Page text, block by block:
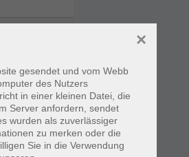
gesendet und vom Webb
des Nutzers
in einer kleinen Datei, die
Server anfordern, sendet
wurden als zuverlässiger
zu merken oder die
Sie in die Verwendung
×